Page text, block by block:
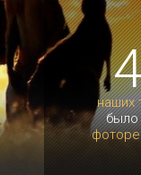
наших
было